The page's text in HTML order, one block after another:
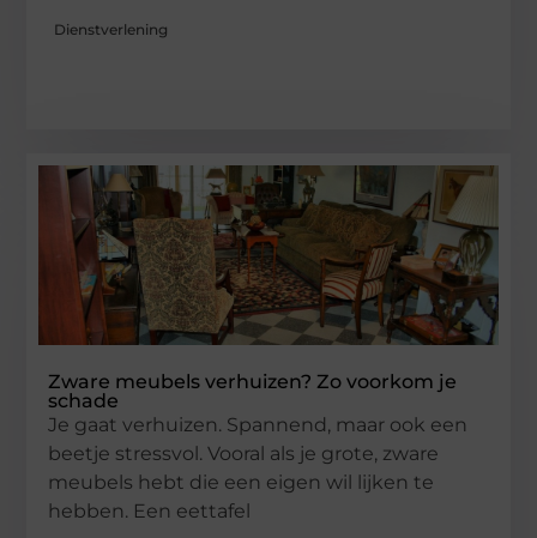
Dienstverlening
Zware meubels verhuizen? Zo voorkom je
schade
Je gaat verhuizen. Spannend, maar ook een
beetje stressvol. Vooral als je grote, zware
meubels hebt die een eigen wil lijken te
hebben. Een eettafel